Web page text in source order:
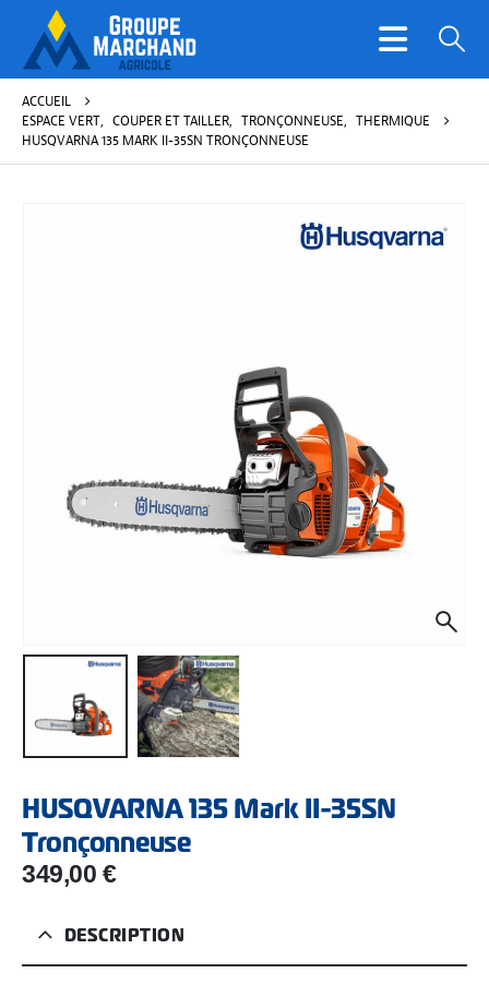
ACCUEIL
ESPACE VERT, COUPER ET TAILLER, TRONÇONNEUSE, THERMIQUE
HUSQVARNA 135 MARK II-35SN TRONÇONNEUSE
HUSQVARNA 135 Mark II-35SN
Tronçonneuse
349,00 €
DESCRIPTION